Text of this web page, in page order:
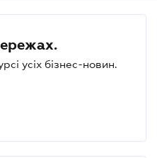
усіх бізнес-новин.